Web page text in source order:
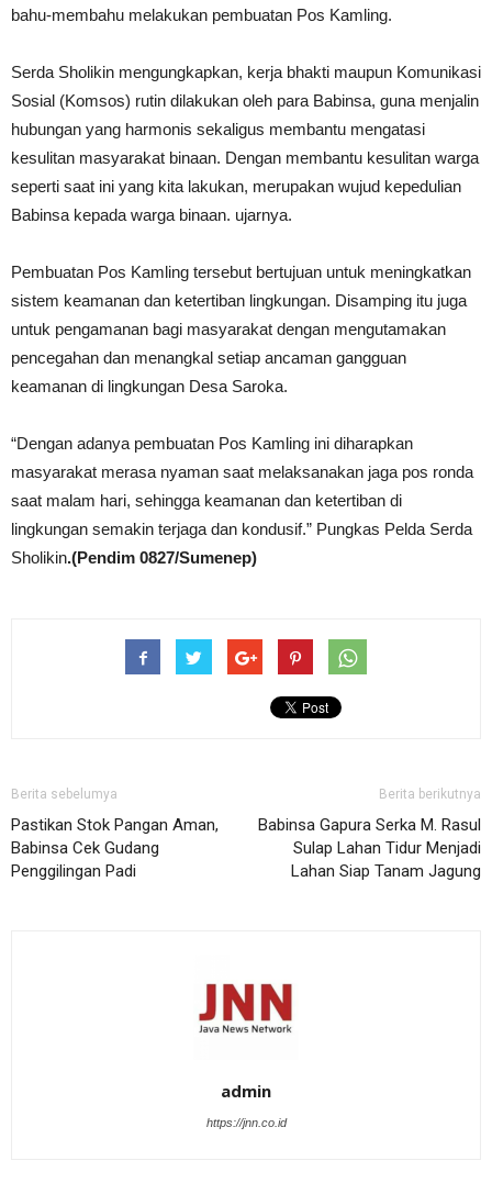
bahu-membahu melakukan pembuatan Pos Kamling.
Serda Sholikin mengungkapkan, kerja bhakti maupun Komunikasi
Sosial (Komsos) rutin dilakukan oleh para Babinsa, guna menjalin
hubungan yang harmonis sekaligus membantu mengatasi
kesulitan masyarakat binaan. Dengan membantu kesulitan warga
seperti saat ini yang kita lakukan, merupakan wujud kepedulian
Babinsa kepada warga binaan. ujarnya.
Pembuatan Pos Kamling tersebut bertujuan untuk meningkatkan
sistem keamanan dan ketertiban lingkungan. Disamping itu juga
untuk pengamanan bagi masyarakat dengan mengutamakan
pencegahan dan menangkal setiap ancaman gangguan
keamanan di lingkungan Desa Saroka.
“Dengan adanya pembuatan Pos Kamling ini diharapkan
masyarakat merasa nyaman saat melaksanakan jaga pos ronda
saat malam hari, sehingga keamanan dan ketertiban di
lingkungan semakin terjaga dan kondusif.” Pungkas Pelda Serda
Sholikin.(Pendim 0827/Sumenep)
Berita sebelumya
Pastikan Stok Pangan Aman,
Babinsa Cek Gudang
Penggilingan Padi
Berita berikutnya
Babinsa Gapura Serka M. Rasul
Sulap Lahan Tidur Menjadi
Lahan Siap Tanam Jagung
admin
https://jnn.co.id